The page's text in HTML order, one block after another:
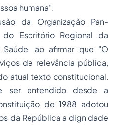
humana".
da Organização Pan-
Escritório Regional da
Saúde, ao afirmar que "O
de relevância pública,
atual texto constitucional,
ser entendido desde a
de 1988 adotou
da República a dignidade